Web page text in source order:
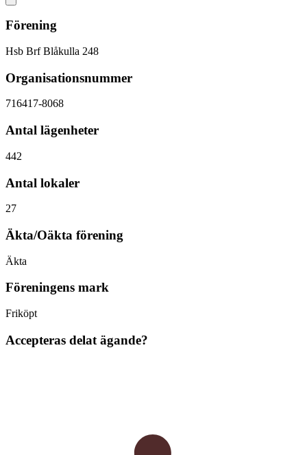
Förening
Hsb Brf Blåkulla 248
Organisationsnummer
716417-8068
Antal lägenheter
442
Antal lokaler
27
Äkta/Oäkta förening
Äkta
Föreningens mark
Friköpt
Accepteras delat ägande?